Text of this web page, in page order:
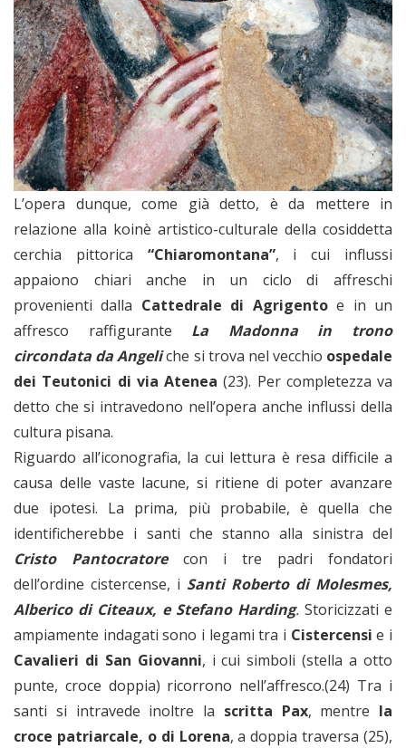
L’opera dunque, come già detto, è da mettere in
relazione alla koinè artistico-culturale della cosiddetta
cerchia pittorica “Chiaromontana”, i cui influssi
appaiono chiari anche in un ciclo di affreschi
provenienti dalla Cattedrale di Agrigentoe in un
affresco raffigurante La Madonna in trono
circondata da Angeliche si trova nel vecchio ospedale
dei Teutonici di via Atenea (23). Per completezza va
detto che si intravedono nell’opera anche influssi della
cultura pisana.
Riguardo all’iconografia, la cui lettura è resa difficile a
causa delle vaste lacune, si ritiene di poter avanzare
due ipotesi. La prima, più probabile, è quella che
identificherebbe i santi che stanno alla sinistra del
Cristo Pantocratorecon i tre padri fondatori
dell’ordine cistercense, i Santi Roberto di Molesmes,
Alberico di Citeaux, e Stefano Harding. Storicizzati e
ampiamente indagati sono i legami tra i Cistercensi e i
Cavalieri di San Giovanni, i cui simboli (stella a otto
punte, croce doppia) ricorrono nell’affresco.(24) Tra i
santi si intravede inoltre la scritta Pax, mentre la
croce patriarcale, o di Lorena, a doppia traversa (25),